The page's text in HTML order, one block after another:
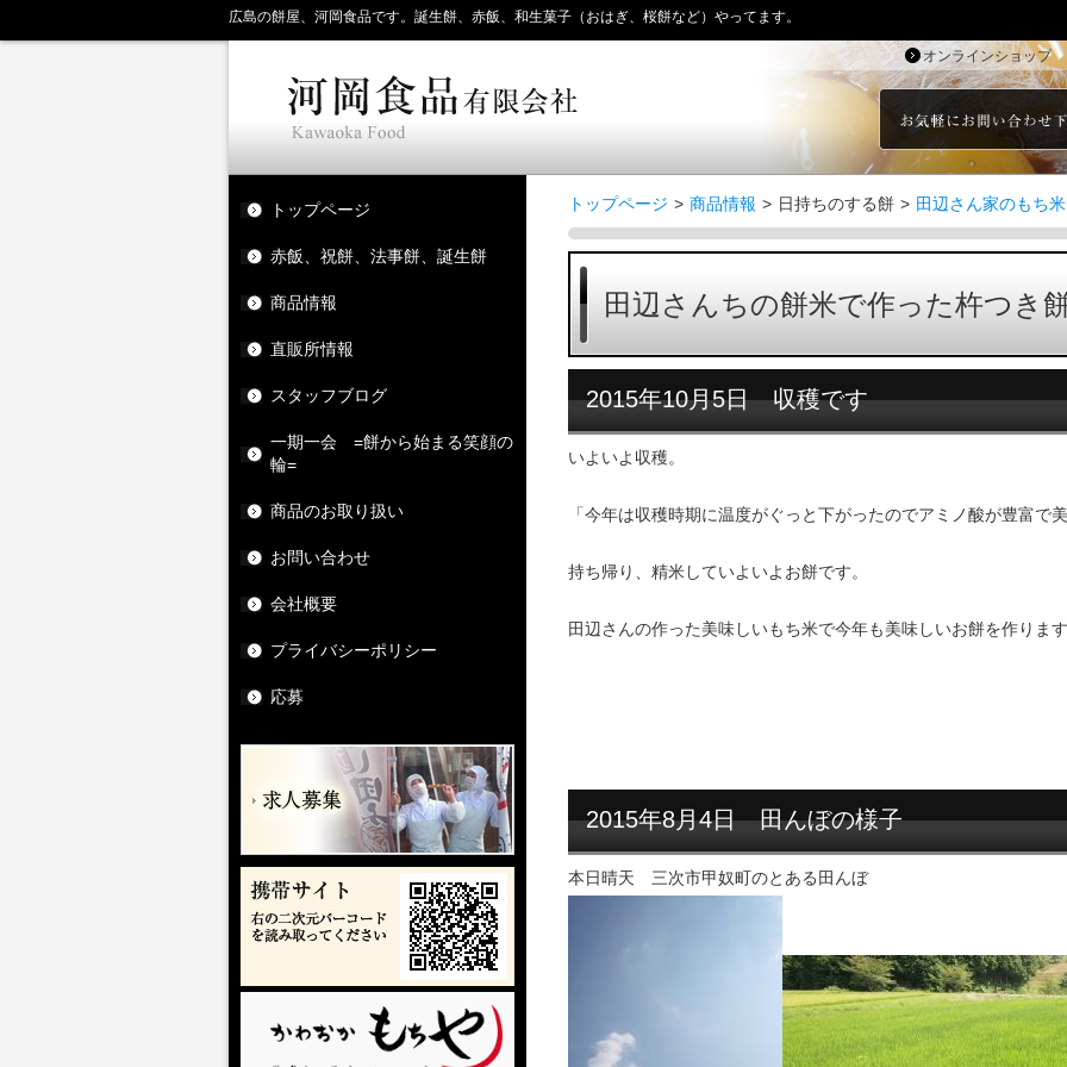
広島の餅屋、河岡食品です。誕生餅、赤飯、和生菓子（おはぎ、桜餅など）やってます。
オンラインショップ
トップページ
赤飯、祝餅、法事餅、誕生餅
商品情報
直販所情報
スタッフブログ
一期一会 =餅から始まる笑顔の
輪=
商品のお取り扱い
お問い合わせ
会社概要
プライバシーポリシー
応募
トップページ > 商品情報 > 日持ちのする餅 > 田辺さん家のもち
田辺さんちの餅米で作った杵つき
2015年10月5日 収穫です
いよいよ収穫。
「今年は収穫時期に温度がぐっと下がったのでアミノ酸が豊富で
持ち帰り、精米していよいよお餅です。
田辺さんの作った美味しいもち米で今年も美味しいお餅を作りま
2015年8月4日 田んぼの様子
本日晴天 三次市甲奴町のとある田んぼ